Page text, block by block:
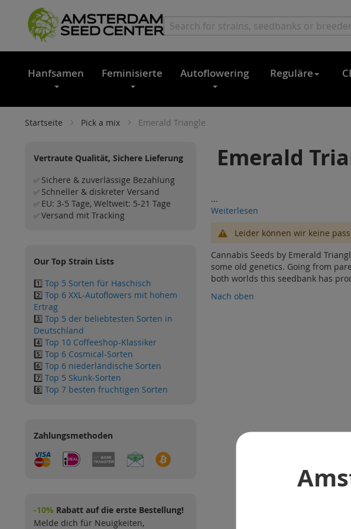
Hanfsamen Feminisierte Autoflowering Reguläre
Startseite Pick a mix Emerald Triangle
Emerald
...
Weiterlesen
Leider können wir keine
Cannabis Seeds by Emerald
some old genetics. Going from
both worlds this seedbank has
Nach oben
Vertraute Qualität, Sichere Lieferung
✅ Sichere & zuverlässige Bezahlung
✅ Schneller & diskreter Versand
✅ EU: 3-5 Tage, Weltweit: 5-21 Tage
✅Versand mit Tracking
Our Top Strain Lists
1️⃣ Top 5 Sorten für Haschisch
2️⃣ Top 6 XXL-Autoflowers mit hohem
Ertrag
3️⃣ Top 5 der beliebtesten Sorten in
Deutschland
4️⃣ Top 10 Coffeeshop-Klassiker
5️⃣ Top 6 Cosmical-Sorten
6️⃣ Top 6 niederländische Sorten
7️⃣ Top 5 Skunk-Sorten
8️⃣ Top 7 besten fruchtigen Sorten
Zahlungsmethoden
-10% Rabatt auf die erste Bestellung!
Melde dich für Neuigkeiten,